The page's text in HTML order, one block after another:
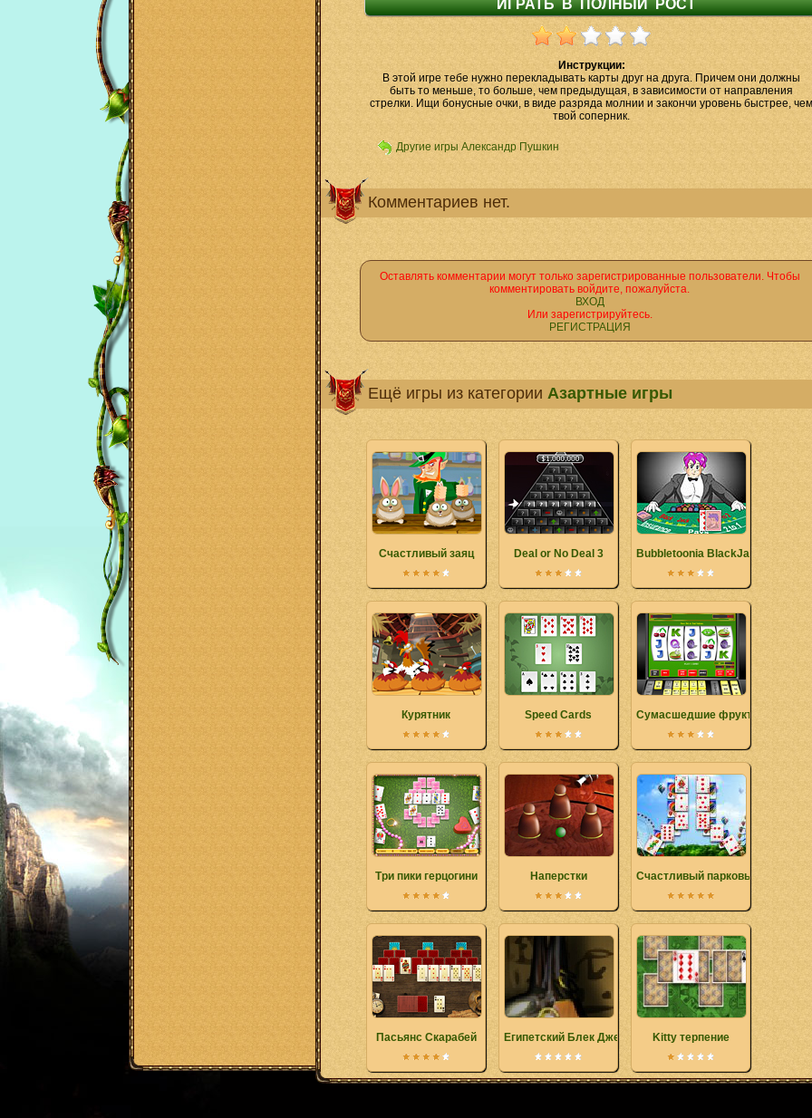
Инструкции:
В этой игре тебе нужно перекладывать карты друг на друга. Причем они должны
быть то меньше, то больше, чем предыдущая, в зависимости от направления
стрелки. Ищи бонусные очки, в виде разряда молнии и закончи уровень быстрее, чем
твой соперник.
Другие игры Александр Пушкин
Комментариев нет.
Оставлять комментарии могут только зарегистрированные пользователи. Чтобы
комментировать войдите, пожалуйста.
ВХОД
Или зарегистрируйтесь.
РЕГИСТРАЦИЯ
Ещё игры из категории Азартные игры
Счастливый заяц Deal or No Deal 3 Bubbletoonia BlackJack
Курятник Speed Cards Сумасшедшие фрукты
Три пики герцогини Наперстки Счастливый парковый пасьянс
Пасьянс Скарабей Египетский Блек Джек Kitty терпение